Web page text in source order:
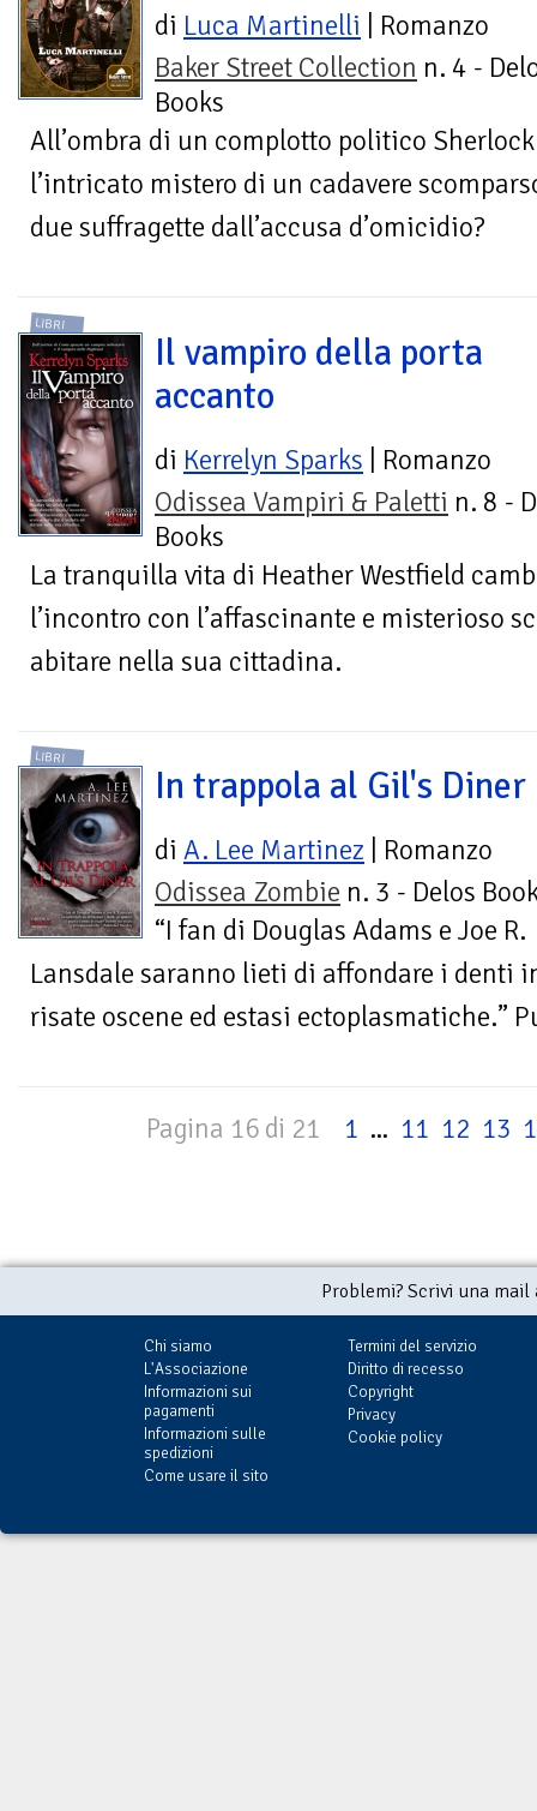
di Luca Martinelli | Romanzo
Baker Street Collection n. 4 -
Books
All’ombra di un complotto politico
l’intricato mistero di un cadavere
due suffragette dall’accusa d’omicidio?
LIBRI
Il vampiro della porta
accanto
di Kerrelyn Sparks | Romanzo
Odissea Vampiri & Paletti n. 8 -
Books
La tranquilla vita di Heather Westfield
l’incontro con l’affascinante e misterioso
abitare nella sua cittadina.
LIBRI
In trappola al Gil's Diner
di A. Lee Martinez | Romanzo
Odissea Zombie n. 3 - Delos
“I fan di Douglas Adams e Joe R.
Lansdale saranno lieti di affondare i denti
risate oscene ed estasi ectoplasmatiche.”
Pagina 16 di 21 1 ... 11 12 13
Problemi? Scrivi una
Chi siamo
L'Associazione
Informazioni sui
pagamenti
Informazioni sulle
spedizioni
Come usare il sito
Termini del servizio
Diritto di recesso
Copyright
Privacy
Cookie policy